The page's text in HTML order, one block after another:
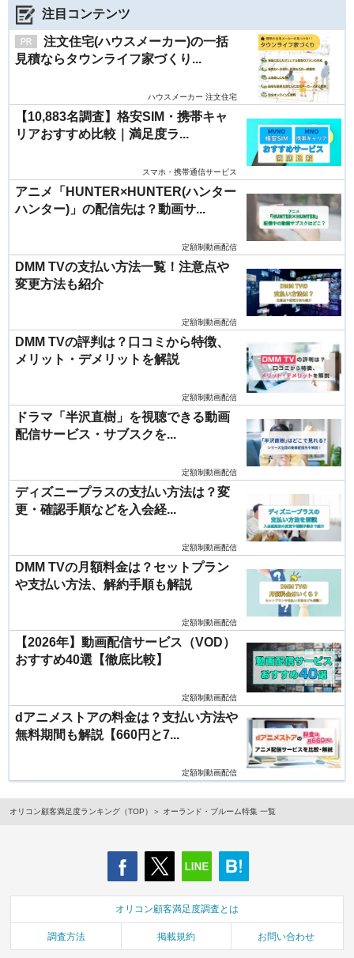
注目コンテンツ
注文住宅(ハウスメーカー)の一括
見積ならタウンライフ家づくり...
ハウスメーカー 注文住宅
【10,883名調査】格安SIM・携帯キャ
リアおすすめ比較｜満足度ラ...
スマホ・携帯通信サービス
アニメ「HUNTER×HUNTER(ハンター
ハンター)」の配信先は？動画サ...
定額制動画配信
DMM TVの支払い方法一覧！注意点や
変更方法も紹介
定額制動画配信
DMM TVの評判は？口コミから特徴、
メリット・デメリットを解説
定額制動画配信
ドラマ「半沢直樹」を視聴できる動画
配信サービス・サブスクを...
定額制動画配信
ディズニープラスの支払い方法は？変
更・確認手順などを入会経...
定額制動画配信
DMM TVの月額料金は？セットプラン
や支払い方法、解約手順も解説
定額制動画配信
【2026年】動画配信サービス（VOD）
おすすめ40選【徹底比較】
定額制動画配信
dアニメストアの料金は？支払い方法や
無料期間も解説【660円と7...
定額制動画配信
オリコン顧客満足度ランキング（TOP） オーランド・ブルーム特集 一覧
オリコン顧客満足度調査とは
調査方法 掲載規約 お問い合わせ